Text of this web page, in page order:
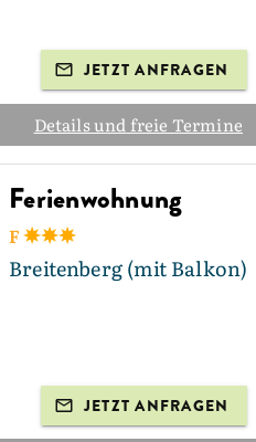
JETZT ANFRAGEN
Details und freie Termine
Ferienwohnung
F
Breitenberg (mit Balkon)
JETZT ANFRAGEN